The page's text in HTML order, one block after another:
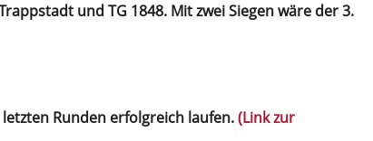
und TG 1848. Mit zwei Siegen wäre der 3.
Runden erfolgreich laufen.(Link zur